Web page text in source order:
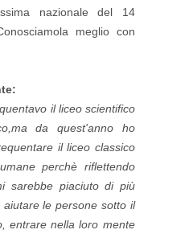
nazionale del 14
meglio con
il liceo scientifico
da quest'anno ho
il liceo classico
perchè riflettendo
sarebbe piaciuto di più
le persone sotto il
entrare nella loro mente